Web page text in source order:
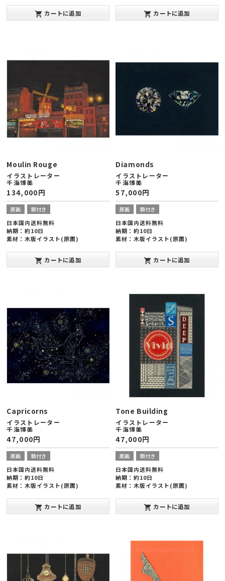
み20mm(太子版)
発表年：2013年10月
shopping_cart カートに追加
み20mm(太子版)
発表年：2013年10月
shopping_cart カートに追加
Moulin Rouge
イラストレーター
千海博美
134,000円
原画 額付き
日本国内送料無料
納期：約10日
素材：木版イラスト(原画)
み20mm(大全紙版)
発表年：2013年10月
shopping_cart カートに追加
Diamonds
イラストレーター
千海博美
57,000円
原画 額付き
日本国内送料無料
納期：約10日
素材：木版イラスト(原画)
み20mm(太子版)
発表年：2013年10月
shopping_cart カートに追加
Capricorns
イラストレーター
千海博美
47,000円
原画 額付き
日本国内送料無料
納期：約10日
素材：木版イラスト(原画)
み20mm(太子版)
発表年：2013年10月
shopping_cart カートに追加
Tone Building
イラストレーター
千海博美
47,000円
原画 額付き
日本国内送料無料
納期：約10日
素材：木版イラスト(原画)
み20mm(太子版)
発表年：2013年10月
shopping_cart カートに追加